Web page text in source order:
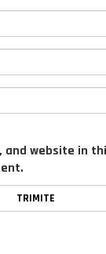
and website in